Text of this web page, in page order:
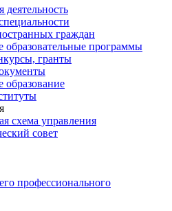
деятельность
граждан
программы
гранты
образование
схема управления
совет
профессионального